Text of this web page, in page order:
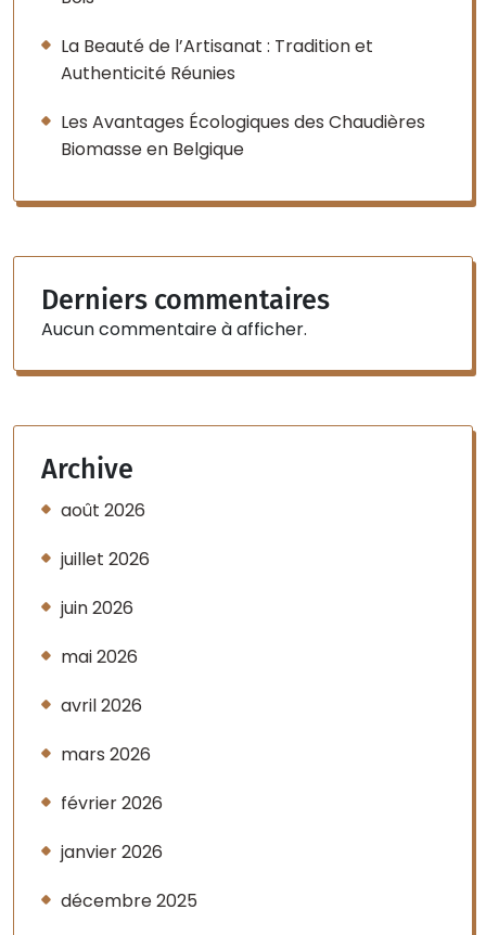
La Beauté de l’Artisanat : Tradition et
Authenticité Réunies
Les Avantages Écologiques des Chaudières
Biomasse en Belgique
Derniers commentaires
Aucun commentaire à afficher.
Archive
août 2026
juillet 2026
juin 2026
mai 2026
avril 2026
mars 2026
février 2026
janvier 2026
décembre 2025